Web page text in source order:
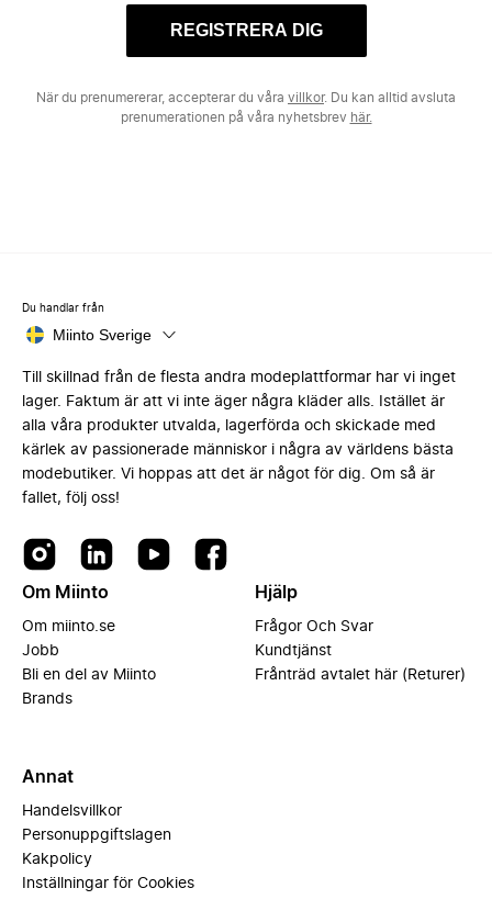
REGISTRERA DIG
När du prenumererar, accepterar du våra villkor. Du kan alltid avsluta
prenumerationen på våra nyhetsbrev här.
Du handlar från
Miinto Sverige
Till skillnad från de flesta andra modeplattformar har vi inget
lager. Faktum är att vi inte äger några kläder alls. Istället är
alla våra produkter utvalda, lagerförda och skickade med
kärlek av passionerade människor i några av världens bästa
modebutiker. Vi hoppas att det är något för dig. Om så är
fallet, följ oss!
Om Miinto
Om miinto.se
Jobb
Bli en del av Miinto
Brands
Hjälp
Frågor Och Svar
Kundtjänst
Frånträd avtalet här (Returer)
Annat
Handelsvillkor
Personuppgiftslagen
Kakpolicy
Inställningar för Cookies